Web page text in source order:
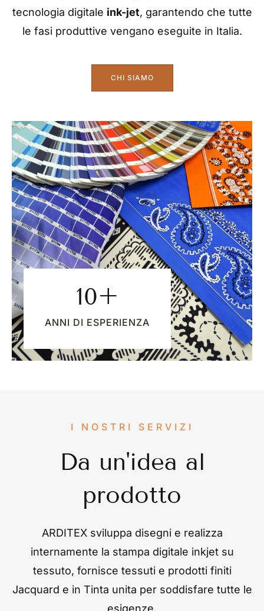
ANNI DI ESPERIENZA
10+
tecnologia digitale ink-jet, garantendo che tutte
le fasi produttive vengano eseguite in Italia.
CHI SIAMO
I NOSTRI SERVIZI
Da un'idea al
prodotto
ARDITEX sviluppa disegni e realizza
internamente la stampa digitale inkjet su
tessuto, fornisce tessuti e prodotti finiti
Jacquard e in Tinta unita per soddisfare tutte le
esigenze.